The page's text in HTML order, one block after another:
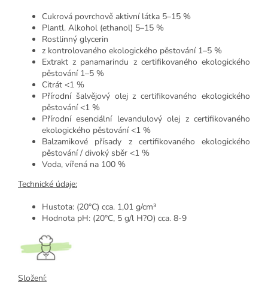
Cukrová povrchově aktivní látka 5–15 %
Plantl. Alkohol (ethanol) 5–15 %
Rostlinný glycerin
z kontrolovaného ekologického pěstování 1–5 %
Extrakt z panamarindu z certifikovaného ekologického
pěstování 1–5 %
Citrát <1 %
Přírodní šalvějový olej z certifikovaného ekologického
pěstování <1 %
Přírodní esenciální levandulový olej z certifikovaného
ekologického pěstování <1 %
Balzamikové přísady z certifikovaného ekologického
pěstování / divoký sběr <1 %
Voda, vířená na 100 %
Technické údaje:
Hustota: (20°C) cca. 1,01 g/cm³
Hodnota pH: (20°C, 5 g/l H?O) cca. 8-9
Složení: